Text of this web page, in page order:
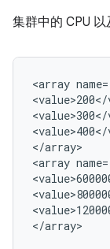
集群中的 CPU 以
<array
</array>
<array
</array>